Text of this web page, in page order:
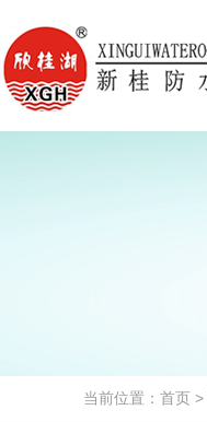
当前位置： 首页 >